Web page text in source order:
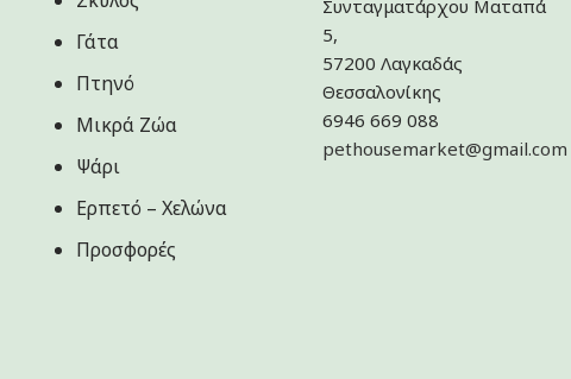
Γάτα
Πτηνό
Μικρά Ζώα
Ψάρι
Ερπετό – Χελώνα
Προσφορές
Συνταγματάρχου Ματαπά
5,
57200 Λαγκαδάς
Θεσσαλονίκης
6946 669 088
pethousemarket@gmail.com